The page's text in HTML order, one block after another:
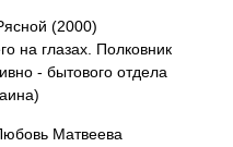
(2000)
на глазах. Полковник
- бытового отдела
Матвеева